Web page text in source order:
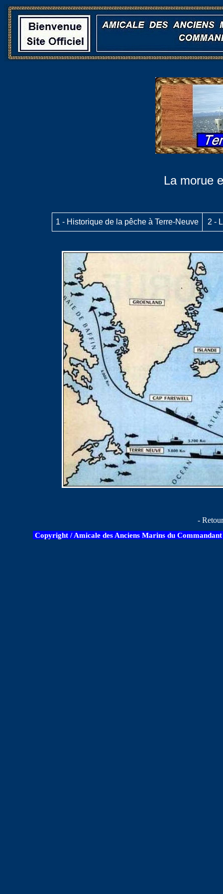
La morue
1 - Historique de la pêche à Terre-Neuve 2 -
-
Copyright / Amicale des Anciens Marins du